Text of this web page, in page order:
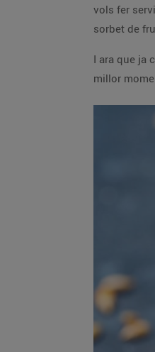
vols fer
sorbet de
I ara que ja
millor